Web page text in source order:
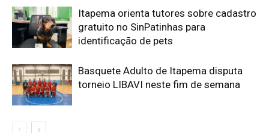
Itapema orienta tutores sobre cadastro
gratuito no SinPatinhas para
identificação de pets
Basquete Adulto de Itapema disputa
torneio LIBAVI neste fim de semana